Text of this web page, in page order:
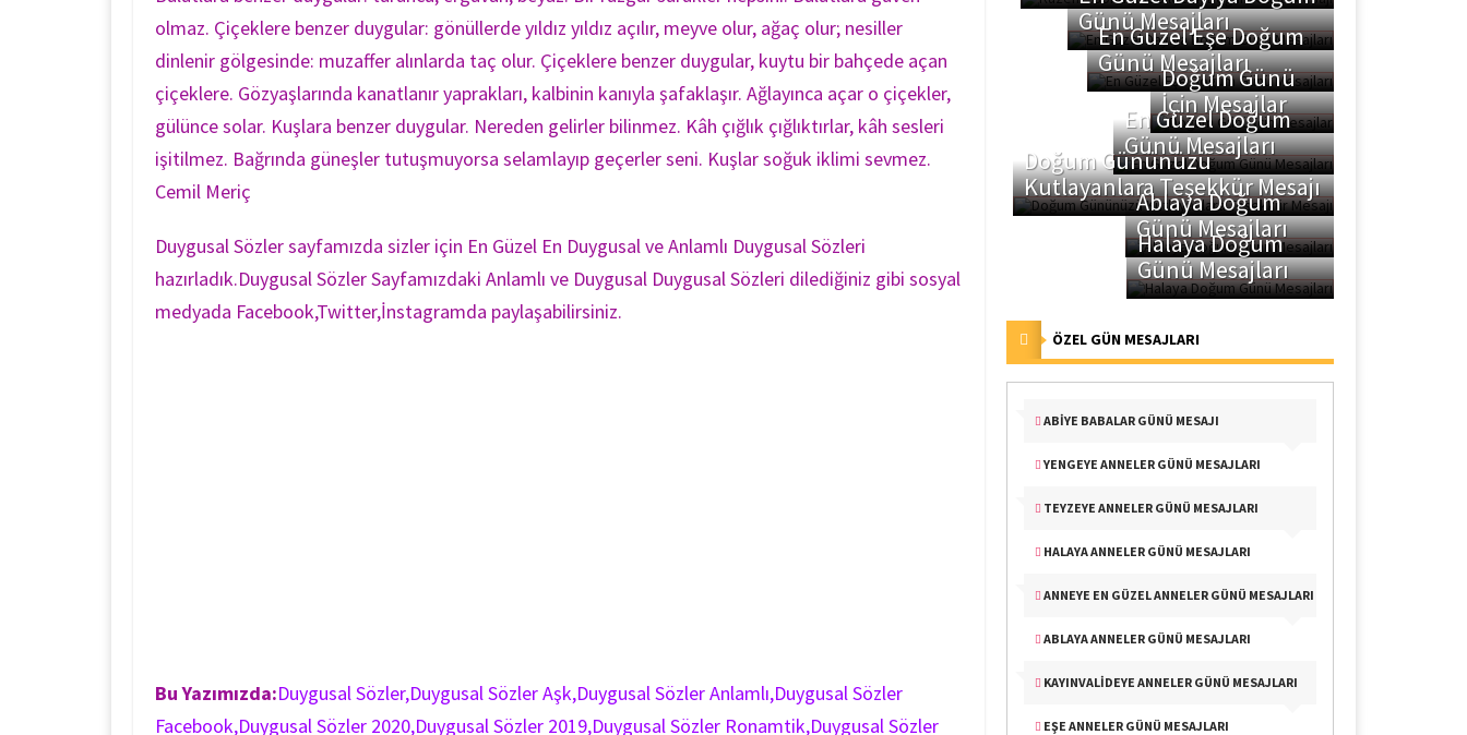
olmaz. Çiçeklere benzer duygular: gönüllerde yıldız yıldız açılır, meyve olur, ağaç olur; nesiller
dinlenir gölgesinde: muzaffer alınlarda taç olur. Çiçeklere benzer duygular, kuytu bir bahçede açan
çiçeklere. Gözyaşlarında kanatlanır yaprakları, kalbinin kanıyla şafaklaşır. Ağlayınca açar o çiçekler,
gülünce solar. Kuşlara benzer duygular. Nereden gelirler bilinmez. Kâh çığlık çığlıktırlar, kâh sesleri
işitilmez. Bağrında güneşler tutuşmuyorsa selamlayıp geçerler seni. Kuşlar soğuk iklimi sevmez.
Cemil Meriç
Duygusal Sözler sayfamızda sizler için En Güzel En Duygusal ve Anlamlı Duygusal Sözleri
hazırladık.Duygusal Sözler Sayfamızdaki Anlamlı ve Duygusal Duygusal Sözleri dilediğiniz gibi sosyal
medyada Facebook,Twitter,İnstagramda paylaşabilirsiniz.
Bu Yazımızda:Duygusal Sözler,Duygusal Sözler Aşk,Duygusal Sözler Anlamlı,Duygusal Sözler
Facebook,Duygusal Sözler 2020,Duygusal Sözler 2019,Duygusal Sözler Ronamtik,Duygusal Sözler
Günü Mesajları
En Güzel Eşe Doğum
Günü Mesajları
Doğum Günü
İçin Mesajlar
En Güzel Doğum
Günü Mesajları
Doğum Gününüzü
Kutlayanlara Teşekkür Mesajı
Ablaya Doğum
Günü Mesajları
Halaya Doğum
Günü Mesajları
ÖZEL GÜN MESAJLARI
ABIYE BABALAR GÜNÜ MESAJI
YENGEYE ANNELER GÜNÜ MESAJLARI
TEYZEYE ANNELER GÜNÜ MESAJLARI
HALAYA ANNELER GÜNÜ MESAJLARI
ANNEYE EN GÜZEL ANNELER GÜNÜ MESAJLARI
ABLAYA ANNELER GÜNÜ MESAJLARI
KAYINVALIDEYE ANNELER GÜNÜ MESAJLARI
EŞE ANNELER GÜNÜ MESAJLARI